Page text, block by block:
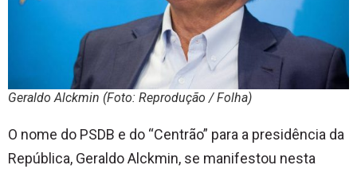
Geraldo Alckmin (Foto: Reprodução / Folha)
O nome do PSDB e do “Centrão” para a presidência da
República, Geraldo Alckmin, se manifestou nesta